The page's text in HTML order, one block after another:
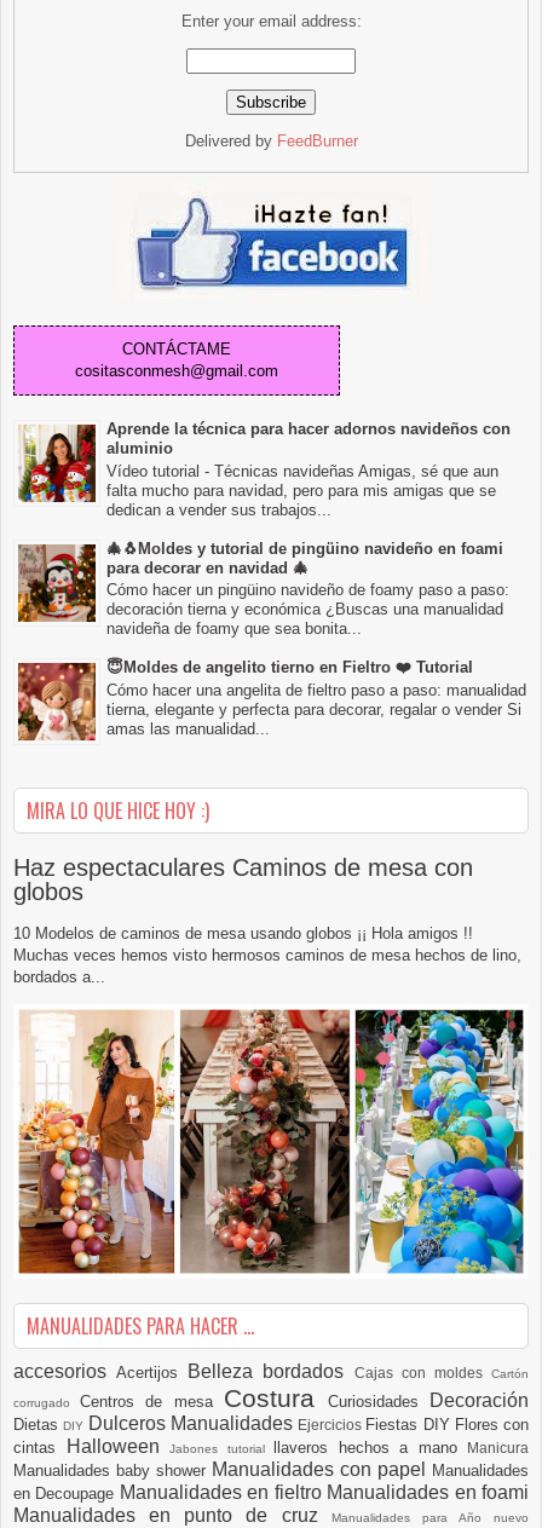
Enter your email address:
Delivered by FeedBurner
CONTÁCTAME
cositasconmesh@gmail.com
Aprende la técnica para hacer adornos navideños con
aluminio
Vídeo tutorial - Técnicas navideñas Amigas, sé que aun
falta mucho para navidad, pero para mis amigas que se
dedican a vender sus trabajos...
🎄🐧Moldes y tutorial de pingüino navideño en foami
para decorar en navidad 🎄
Cómo hacer un pingüino navideño de foamy paso a paso:
decoración tierna y económica ¿Buscas una manualidad
navideña de foamy que sea bonita...
😇Moldes de angelito tierno en Fieltro ❤️ Tutorial
Cómo hacer una angelita de fieltro paso a paso: manualidad
tierna, elegante y perfecta para decorar, regalar o vender Si
amas las manualidad...
MIRA LO QUE HICE HOY :)
Haz espectaculares Caminos de mesa con
globos
10 Modelos de caminos de mesa usando globos ¡¡ Hola amigos !!
Muchas veces hemos visto hermosos caminos de mesa hechos de lino,
bordados a...
MANUALIDADES PARA HACER ...
accesoriosAcertijos Belleza bordados Cajas con moldesCartón
corrugadoCentros de mesa Costura Curiosidades Decoración
DietasDIY Dulceros Manualidades Ejercicios Fiestas DIY Flores con
cintas
Halloween Jabones tutorial llaveros hechos a mano Manicura
Manualidades baby shower Manualidades con papel
Manualidades
en Decoupage Manualidades en fieltro Manualidades en foami
Manualidades en punto de cruz
Manualidades para Año nuevo